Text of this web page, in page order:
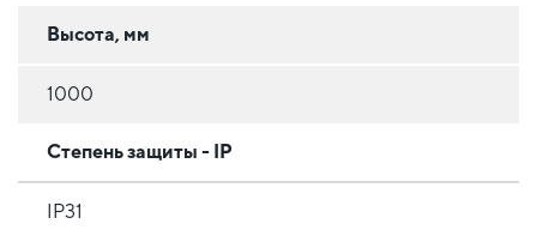
Высота, мм
1000
Степень защиты - IP
IP31